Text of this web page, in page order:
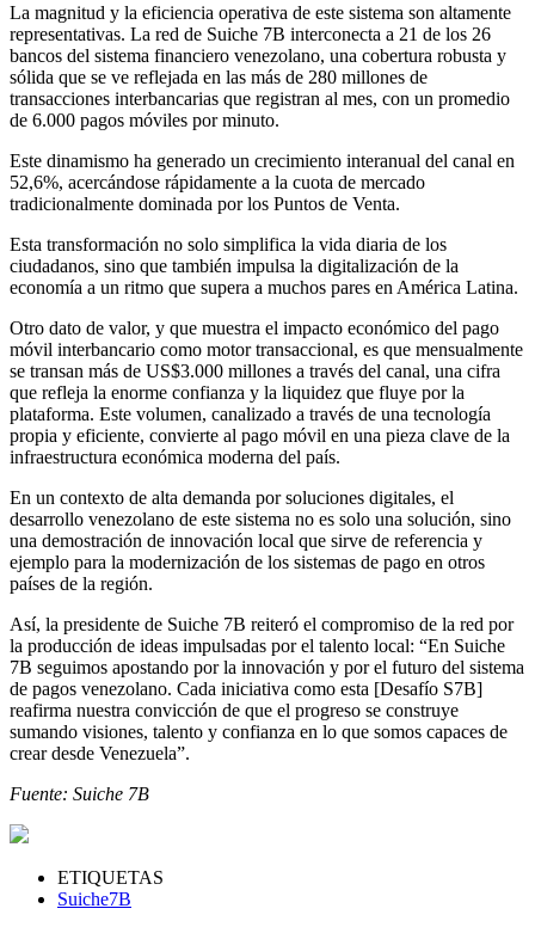
La magnitud y la eficiencia operativa de este sistema son altamente
representativas. La red de Suiche 7B interconecta a 21 de los 26
bancos del sistema financiero venezolano, una cobertura robusta y
sólida que se ve reflejada en las más de 280 millones de
transacciones interbancarias que registran al mes, con un promedio
de 6.000 pagos móviles por minuto.
Este dinamismo ha generado un crecimiento interanual del canal en
52,6%, acercándose rápidamente a la cuota de mercado
tradicionalmente dominada por los Puntos de Venta.
Esta transformación no solo simplifica la vida diaria de los
ciudadanos, sino que también impulsa la digitalización de la
economía a un ritmo que supera a muchos pares en América Latina.
Otro dato de valor, y que muestra el impacto económico del pago
móvil interbancario como motor transaccional, es que mensualmente
se transan más de US$3.000 millones a través del canal, una cifra
que refleja la enorme confianza y la liquidez que fluye por la
plataforma. Este volumen, canalizado a través de una tecnología
propia y eficiente, convierte al pago móvil en una pieza clave de la
infraestructura económica moderna del país.
En un contexto de alta demanda por soluciones digitales, el
desarrollo venezolano de este sistema no es solo una solución, sino
una demostración de innovación local que sirve de referencia y
ejemplo para la modernización de los sistemas de pago en otros
países de la región.
Así, la presidente de Suiche 7B reiteró el compromiso de la red por
la producción de ideas impulsadas por el talento local: “En Suiche
7B seguimos apostando por la innovación y por el futuro del sistema
de pagos venezolano. Cada iniciativa como esta [Desafío S7B]
reafirma nuestra convicción de que el progreso se construye
sumando visiones, talento y confianza en lo que somos capaces de
crear desde Venezuela”.
Fuente: Suiche 7B
ETIQUETAS
Suiche7B